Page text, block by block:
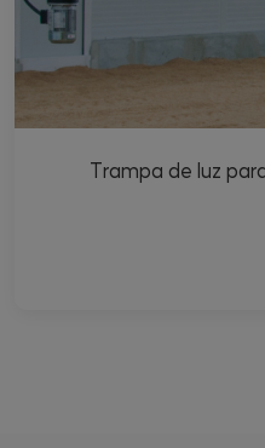
Trampa de luz